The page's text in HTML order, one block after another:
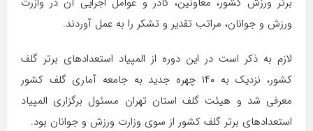
ورزش و جوانان، مراتب تقدیر و تشکر را به عمل آوردند.
لازم به ذکر است در این دوره از المپیاد استعدادهای برتر گلف
کشور، نزدیک به ۱۴۰ چهره جدید به جامعه آماری گلف کشور
معرفی شد و هیئت گلف استان تهران مسئول برگزاری المپیاد
استعدادهای برتر گلف کشور از سوی وزارت ورزش و جوانان بود.